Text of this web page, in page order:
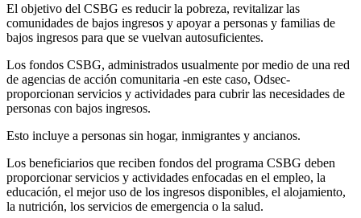
El objetivo del CSBG es reducir la pobreza, revitalizar las
comunidades de bajos ingresos y apoyar a personas y familias de
bajos ingresos para que se vuelvan autosuficientes.
Los fondos CSBG, administrados usualmente por medio de una red
de agencias de acción comunitaria -en este caso, Odsec-
proporcionan servicios y actividades para cubrir las necesidades de
personas con bajos ingresos.
Esto incluye a personas sin hogar, inmigrantes y ancianos.
Los beneficiarios que reciben fondos del programa CSBG deben
proporcionar servicios y actividades enfocadas en el empleo, la
educación, el mejor uso de los ingresos disponibles, el alojamiento,
la nutrición, los servicios de emergencia o la salud.